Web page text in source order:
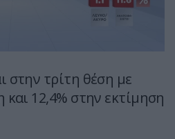
στην τρίτη θέση με
12,4% στην εκτίμηση